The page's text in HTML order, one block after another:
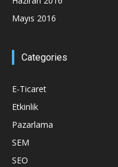
Mayıs 2016
Categories
E-Ticaret
Etkinlik
Pazarlama
SEM
SEO